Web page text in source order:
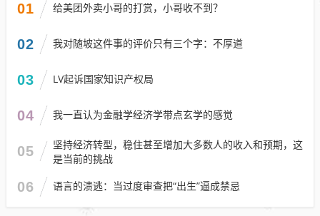
01 给美团外卖小哥的打赏，小哥收不到？
02 我对随坡这件事的评价只有三个字：不厚道
03 LV起诉国家知识产权局
04 我一直认为金融学经济学带点玄学的感觉
05
坚持经济转型，稳住甚至增加大多数人的收入和预期，这
是当前的挑战
06 语言的溃逃：当过度审查把“出生”逼成禁忌